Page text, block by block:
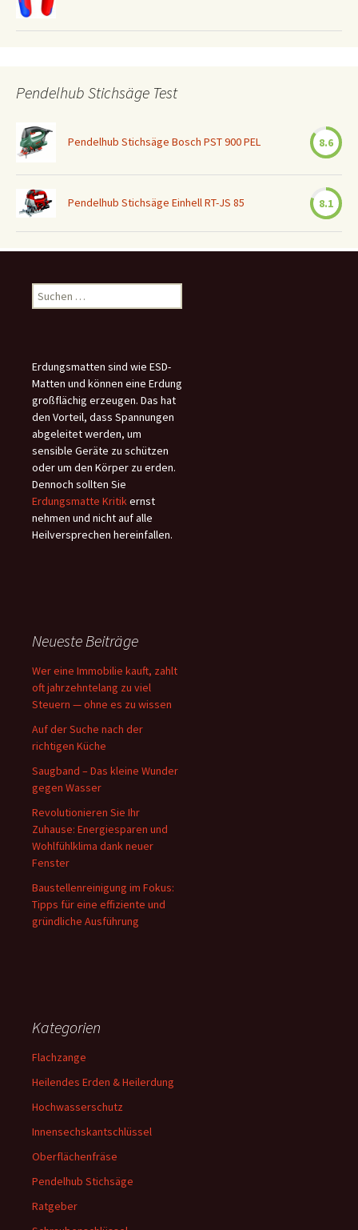
Pendelhub Stichsäge Test
Pendelhub Stichsäge Bosch PST 900 PEL 8.6
Pendelhub Stichsäge Einhell RT-JS 85 8.1
Suchen
nach:
Erdungsmatten sind wie ESD-
Matten und können eine Erdung
großflächig erzeugen. Das hat
den Vorteil, dass Spannungen
abgeleitet werden, um
sensible Geräte zu schützen
oder um den Körper zu erden.
Dennoch sollten Sie
Erdungsmatte Kritikernst
nehmen und nicht auf alle
Heilversprechen hereinfallen.
Neueste Beiträge
Wer eine Immobilie kauft, zahlt
oft jahrzehntelang zu viel
Steuern — ohne es zu wissen
Auf der Suche nach der
richtigen Küche
Saugband – Das kleine Wunder
gegen Wasser
Revolutionieren Sie Ihr
Zuhause: Energiesparen und
Wohlfühlklima dank neuer
Fenster
Baustellenreinigung im Fokus:
Tipps für eine effiziente und
gründliche Ausführung
Kategorien
Flachzange
Heilendes Erden & Heilerdung
Hochwasserschutz
Innensechskantschlüssel
Oberflächenfräse
Pendelhub Stichsäge
Ratgeber